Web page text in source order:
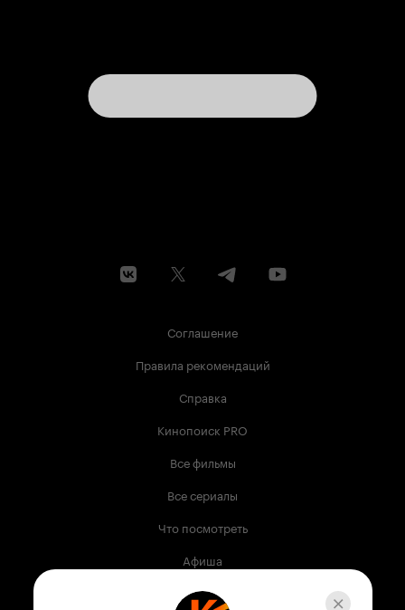
Соглашение
Правила рекомендаций
Справка
Кинопоиск PRO
Все фильмы
Все сериалы
Что посмотреть
Афиша
Музыка